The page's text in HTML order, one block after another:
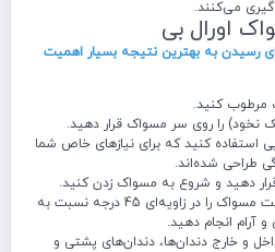
می‌کنند.
اورال بی
رسیدن به بهترین نتیجه بسیار اهمیت
مرطوب کنید.
نخود) را روی سر مسواک قرار دهید.
استفاده کنید که برای نیازهای خاص شما
طراحی شده‌اند.
دهید و شروع به مسواک زدن کنید.
برای مسواک زدن صحیح، بهتر است مسواک را در زاویه‌ای 45 درجه نسبت به
و آرام انجام دهید.
و خارج دندان‌ها، دندان‌های پشتی و